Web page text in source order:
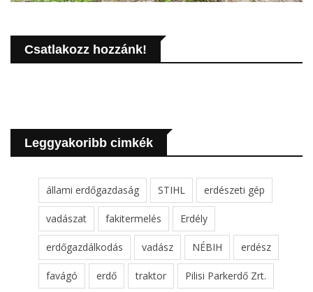
Csatlakozz hozzánk!
Leggyakoribb cimkék
állami erdőgazdaság STIHL erdészeti gép
vadászat fakitermelés Erdély
erdőgazdálkodás vadász NÉBIH erdész
favágó erdő traktor Pilisi Parkerdő Zrt.